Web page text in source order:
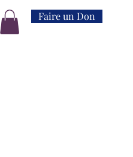
Faire un Don